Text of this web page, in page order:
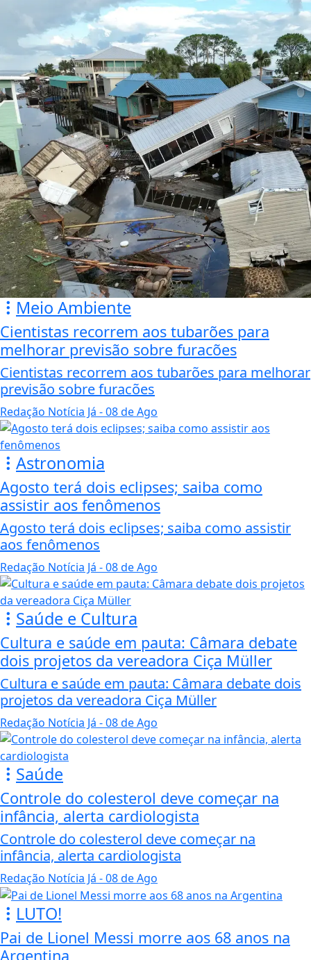
Meio Ambiente
Cientistas recorrem aos tubarões para
melhorar previsão sobre furacões
Cientistas recorrem aos tubarões para melhorar
previsão sobre furacões
Redação Notícia Já - 08 de Ago
Astronomia
Agosto terá dois eclipses; saiba como
assistir aos fenômenos
Agosto terá dois eclipses; saiba como assistir
aos fenômenos
Redação Notícia Já - 08 de Ago
Saúde e Cultura
Cultura e saúde em pauta: Câmara debate
dois projetos da vereadora Ciça Müller
Cultura e saúde em pauta: Câmara debate dois
projetos da vereadora Ciça Müller
Redação Notícia Já - 08 de Ago
Saúde
Controle do colesterol deve começar na
infância, alerta cardiologista
Controle do colesterol deve começar na
infância, alerta cardiologista
Redação Notícia Já - 08 de Ago
LUTO!
Pai de Lionel Messi morre aos 68 anos na
Argentina